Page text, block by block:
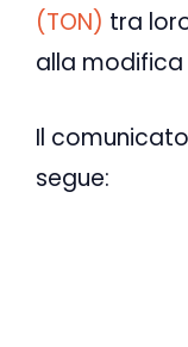
(TON) tra
alla
Il
segue: